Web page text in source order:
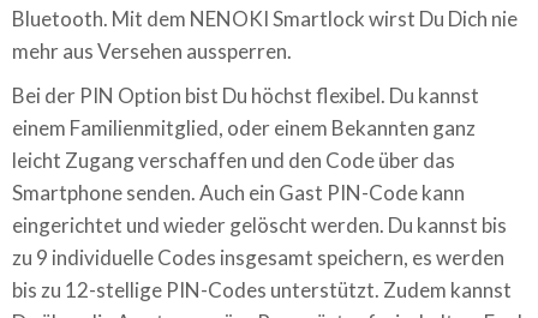
Bluetooth. Mit dem NENOKI Smartlock wirst Du Dich nie
mehr aus Versehen aussperren.
Bei der PIN Option bist Du höchst flexibel. Du kannst
einem Familienmitglied, oder einem Bekannten ganz
leicht Zugang verschaffen und den Code über das
Smartphone senden. Auch ein Gast PIN-Code kann
eingerichtet und wieder gelöscht werden. Du kannst bis
zu 9 individuelle Codes insgesamt speichern, es werden
bis zu 12-stellige PIN-Codes unterstützt. Zudem kannst